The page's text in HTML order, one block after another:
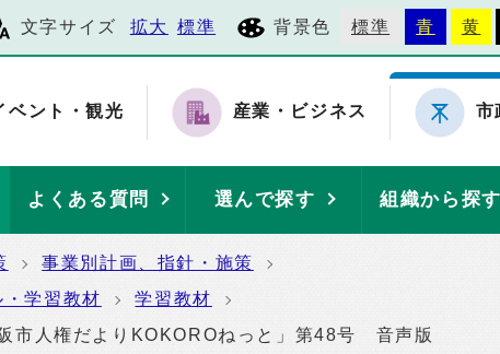
文字サイズ 拡大 標準 背景色 標準 青 黄
ベント・観光 産業・ビジネス 市
よくある質問 選んで探す 組織から探す
事業別計画、指針・施策
学習教材
学習教材
阪市人権だよりKOKOROねっと」第48号 音声版